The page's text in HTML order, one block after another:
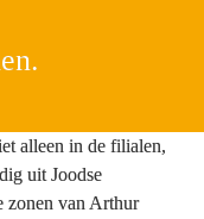
alleen in de filialen,
uit Joodse
zonen van Arthur